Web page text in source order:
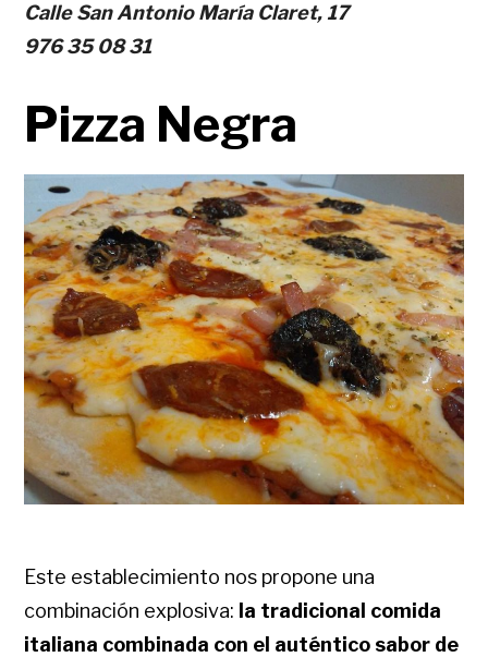
Calle San Antonio María Claret, 17
976 35 08 31
Pizza Negra
Este establecimiento nos propone una
combinación explosiva: la tradicional comida
italiana combinada con el auténtico sabor de